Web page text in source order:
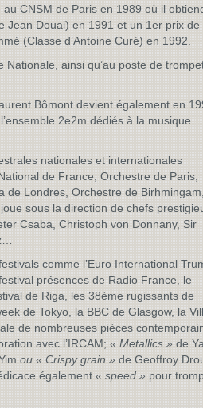
CNSM de Paris en 1989 où il
Jean Douai) en 1991 et un 1er prix de
(Classe d’Antoine Curé) en 1992.
Nationale, ainsi qu’au poste de
Bômont devient également en
2e2m dédiés à la musique
nationales et internationales
de France, Orchestre de Paris,
Londres, Orchestre de Birhmingam,
sous la direction de chefs
Csaba, Christoph von Donnany, Sir
comme l’Euro International
présences de Radio France, le
de Riga, les 38ème rugissants de
de Tokyo, la BBC de Glasgow, la
de nombreuses pièces
avec l’IRCAM; « Metallics » de
ou « Crispy grain » de Geoffroy
également « speed » pour